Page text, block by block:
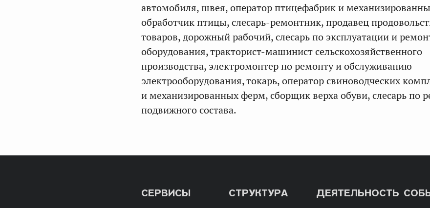
автомобиля, швея, оператор птицефабрик и
обработчик птицы, слесарь-ремонтник, продавец
товаров, дорожный рабочий, слесарь по эксплуатации и
оборудования, тракторист-машинист сельскохозяйственного
производства, электромонтер по ремонту и обслуживанию
электрооборудования, токарь, оператор свиноводческих
и механизированных ферм, сборщик верха обуви, слесарь по
подвижного состава.
СЕРВИСЫ СТРУКТУРА ДЕЯТЕЛЬНОСТЬ